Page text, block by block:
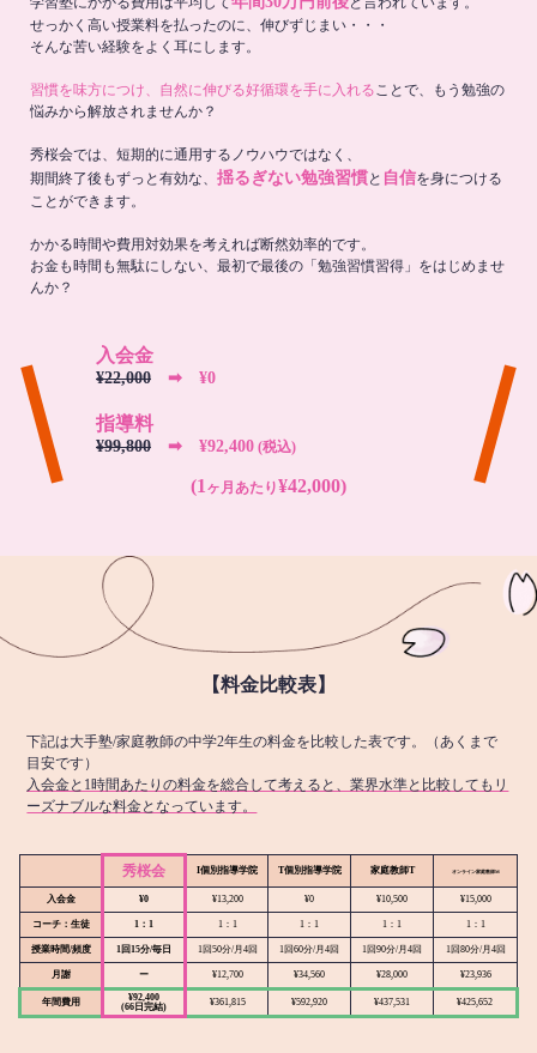
せっかく高い授業料を払ったのに、伸びずじまい・・・
そんな苦い経験をよく耳にします。
習慣を味方につけ、自然に伸びる好循環を手に入れることで、もう勉強の
悩みから解放されませんか？
秀桜会では、短期的に通用するノウハウではなく、
期間終了後もずっと有効な、 揺るぎない勉強習慣と 自信を身につける
ことができます。
かかる時間や費用対効果を考えれば断然効率的です。
お金も時間も無駄にしない、最初で最後の「勉強習慣習得」をはじめませ
んか？
入会金
¥22,000 ➡︎ ¥0
指導料
¥99,800 ➡︎ ¥92,400 (税込)
(1 ヶ月あたり¥42,000)
【料金比較表】
下記は大手塾/家庭教師の中学2年生の料金を比較した表です。（あくまで
目安です）
入会金と1時間あたりの料金を総合して考えると、業界水準と比較してもリ
ーズナブルな料金となっています。
秀桜会 I個別指導学院 T個別指導学院 家庭教師T オンライン家庭教師M
入会金 ¥0 ¥13,200 ¥0 ¥10,500 ¥15,000
コーチ：生徒 1：1 1：1 1：1 1：1 1：1
授業時間/頻度 1回15分/毎日 1回50分/月4回 1回60分/月4回 1回90分/月4回 1回80分/月4回
月謝 ー ¥12,700 ¥34,560 ¥28,000 ¥23,936
年間費用
¥92,400
(66日完結)
¥361,815 ¥592,920 ¥437,531 ¥425,652